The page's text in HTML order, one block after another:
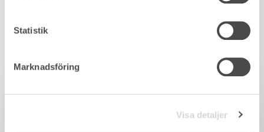
Statistik
Marknadsföring
Visa detaljer